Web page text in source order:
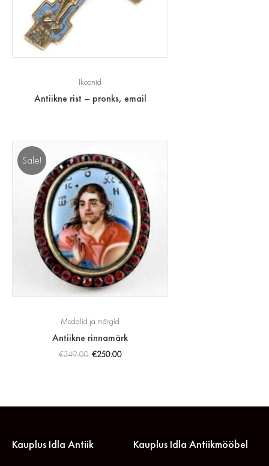
Ikoonid
Antiikne rist – pronks, email
Sale!
Medalid ja märgid
Antiikne rinnamärk
€349.00 €250.00
Kauplus Idla Antiik Kauplus Idla Antiikmööbel